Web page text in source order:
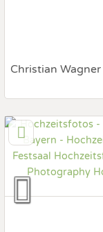
Christian Wagner
Art des Shootings:
Hochzeits
Fotobox mit